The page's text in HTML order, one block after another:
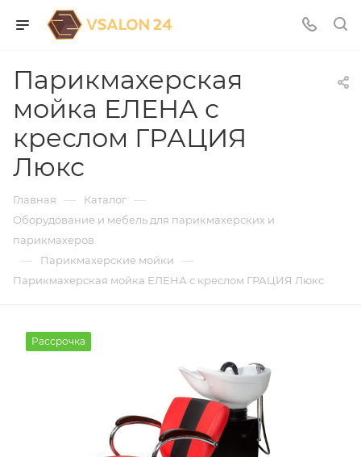
Парикмахерская
мойка ЕЛЕНА с
креслом ГРАЦИЯ
Люкс
Главная — Каталог —
Оборудование и мебель для парикмахерских и
парикмахеров
— Парикмахерские мойки —
Парикмахерская мойка ЕЛЕНА с креслом ГРАЦИЯ Люкс
Рассрочка